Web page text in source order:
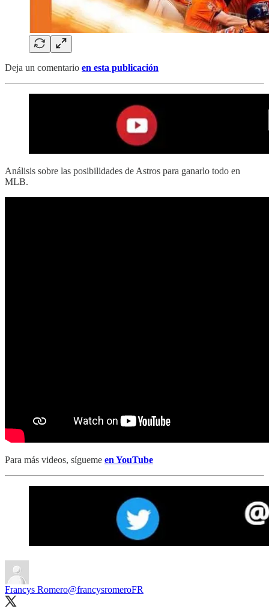
Deja un comentario en esta publicación
Análisis sobre las posibilidades de Astros para ganarlo todo en
MLB.
Para más videos, sígueme en YouTube
Francys Romero@francysromeroFR